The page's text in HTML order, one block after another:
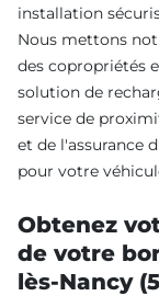
installation
Nous mettons
des copropriétés
solution de
service de
et de l'assurance
pour votre
Obtenez
de votre
lès-Nancy